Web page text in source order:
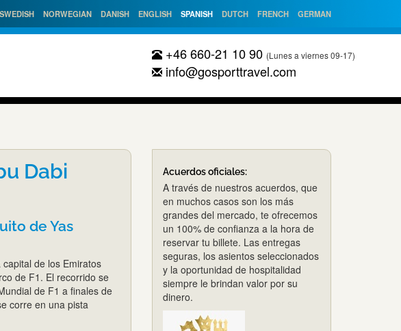
SWEDISH NORWEGIAN DANISH ENGLISH SPANISH DUTCH FRENCH GERMAN
+46 660-21 10 90 (Lunes a viernes 09-17)
info@gosporttravel.com
Dabi
de Yas
de los Emiratos
de F1. El recorrido se
de F1 a finales de
corre en una pista
Acuerdos oficiales:
A través de nuestros acuerdos, que
en muchos casos son los más
grandes del mercado, te ofrecemos
un 100% de confianza a la hora de
reservar tu billete. Las entregas
seguras, los asientos seleccionados
y la oportunidad de hospitalidad
siempre le brindan valor por su
dinero.